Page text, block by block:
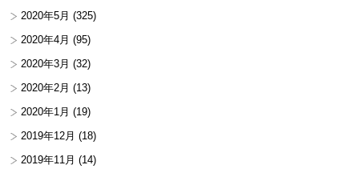
2020年5月 (325)
2020年4月 (95)
2020年3月 (32)
2020年2月 (13)
2020年1月 (19)
2019年12月 (18)
2019年11月 (14)